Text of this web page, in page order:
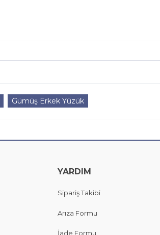
Gümüş Erkek Yüzük
YARDIM
Sipariş Takibi
Arıza Formu
İade Formu